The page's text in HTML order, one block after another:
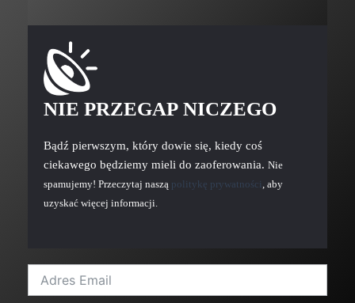
NIE PRZEGAP NICZEGO
Bądź pierwszym, który dowie się, kiedy coś
ciekawego będziemy mieli do zaoferowania. Nie
spamujemy! Przeczytaj naszą politykę prywatności , aby
uzyskać więcej informacji.